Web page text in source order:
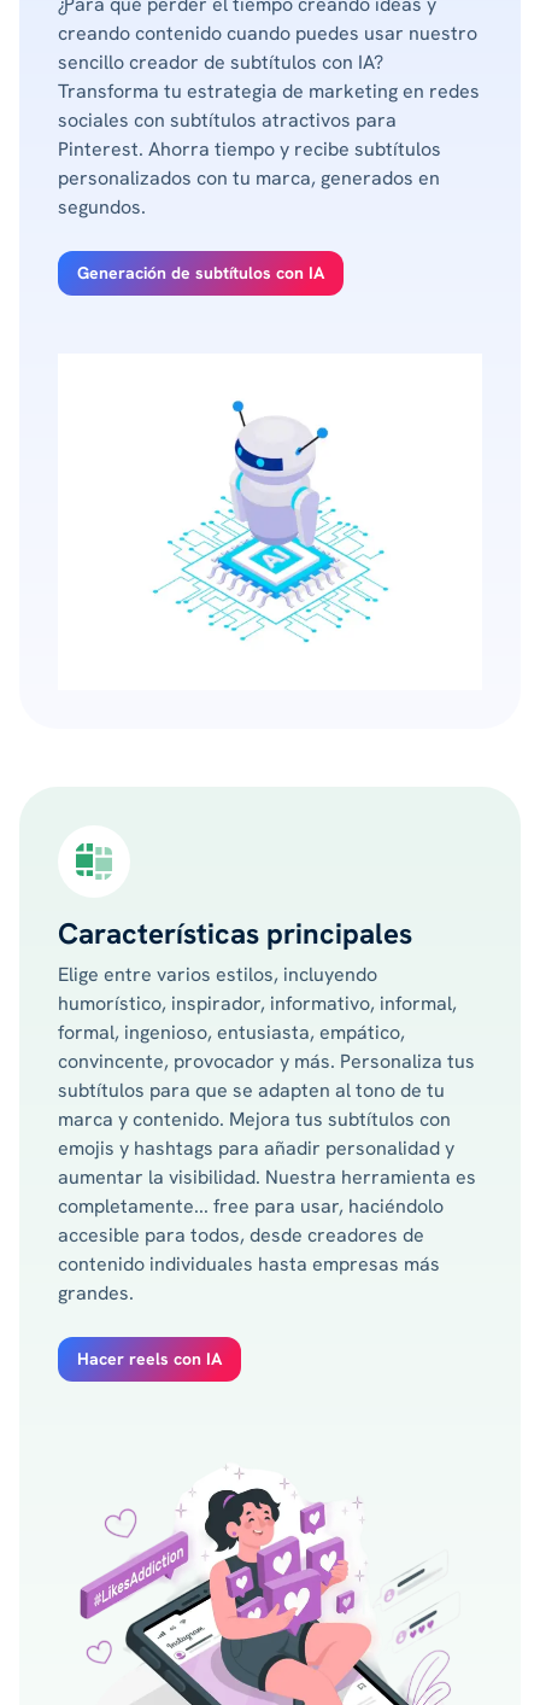
creando contenido cuando puedes usar nuestro
sencillo creador de subtítulos con IA?
Transforma tu estrategia de marketing en redes
sociales con subtítulos atractivos para
Pinterest. Ahorra tiempo y recibe subtítulos
personalizados con tu marca, generados en
segundos.
Generación de subtítulos con IA
Características principales
Elige entre varios estilos, incluyendo
humorístico, inspirador, informativo, informal,
formal, ingenioso, entusiasta, empático,
convincente, provocador y más. Personaliza tus
subtítulos para que se adapten al tono de tu
marca y contenido. Mejora tus subtítulos con
emojis y hashtags para añadir personalidad y
aumentar la visibilidad. Nuestra herramienta es
completamente... free para usar, haciéndolo
accesible para todos, desde creadores de
contenido individuales hasta empresas más
grandes.
Hacer reels con IA